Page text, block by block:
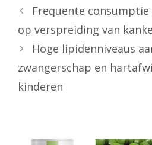
Frequente consumptie
op verspreiding van
Hoge lipidenniveaus
zwangerschap en
kinderen